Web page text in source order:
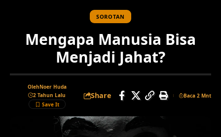
SOROTAN
Mengapa Manusia Bisa
Menjadi Jahat?
OlehNoer Huda
2 Tahun Lalu
Share Baca 2 Mnt